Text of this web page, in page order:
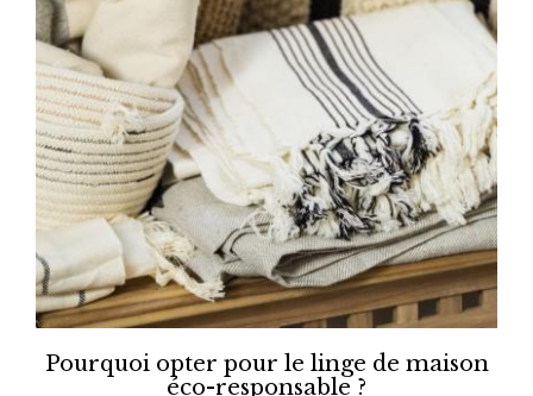
Pourquoi opter pour le linge de maison
éco-responsable ?